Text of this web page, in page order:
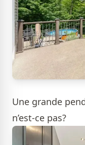
Une grande
n’est-ce pas?